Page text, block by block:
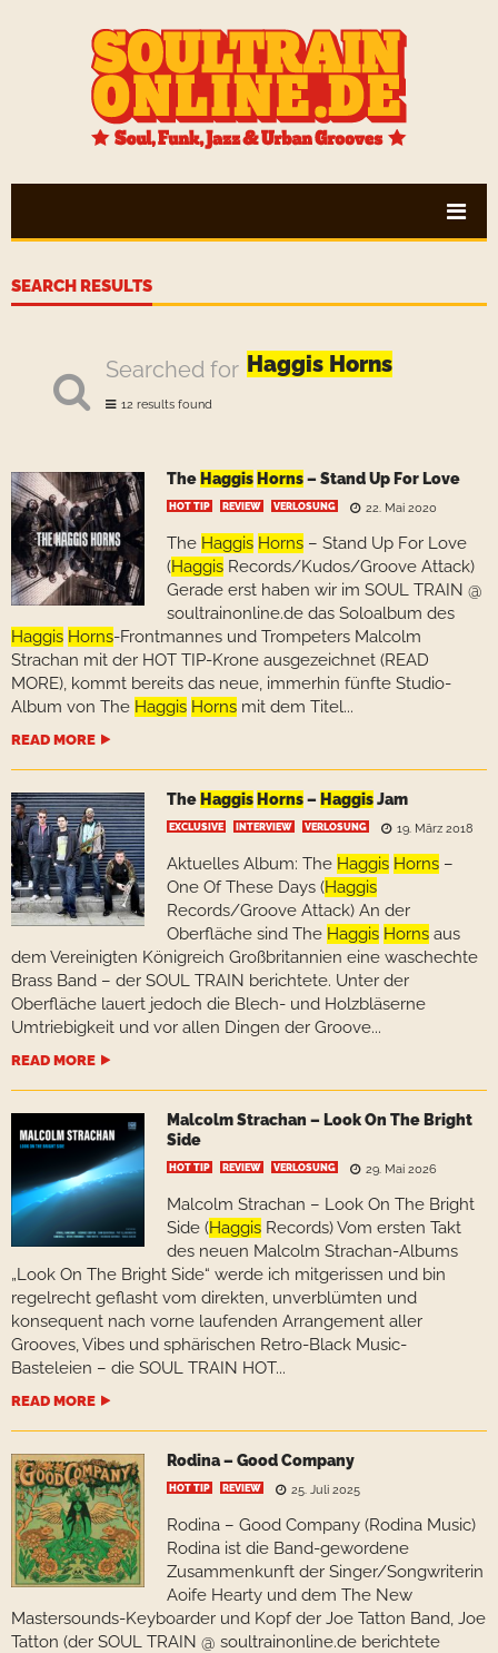
SEARCH RESULTS
Searched for
12 results found
Haggis Horns
The Haggis Horns– Stand Up For Love
HOT TIP REVIEW VERLOSUNG 22. Mai 2020
The Haggis Horns – Stand Up For Love
(Haggis Records/Kudos/Groove Attack)
Gerade erst haben wir im SOUL TRAIN @
soultrainonline.de das Soloalbum des
Haggis Horns-Frontmannes und Trompeters Malcolm
Strachan mit der HOT TIP-Krone ausgezeichnet (READ
MORE), kommt bereits das neue, immerhin fünfte Studio-
Album von The Haggis Horns mit dem Titel...
READ MORE
The Haggis Horns– HaggisJam
EXCLUSIVE INTERVIEW VERLOSUNG 19. März 2018
Aktuelles Album: The Haggis Horns –
One Of These Days (Haggis
Records/Groove Attack) An der
Oberfläche sind The Haggis Horns aus
dem Vereinigten Königreich Großbritannien eine waschechte
Brass Band – der SOUL TRAIN berichtete. Unter der
Oberfläche lauert jedoch die Blech- und Holzbläserne
Umtriebigkeit und vor allen Dingen der Groove...
READ MORE
Malcolm Strachan – Look On The Bright
Side
HOT TIP REVIEW VERLOSUNG 29. Mai 2026
Malcolm Strachan – Look On The Bright
Side (Haggis Records) Vom ersten Takt
des neuen Malcolm Strachan-Albums
„Look On The Bright Side“ werde ich mitgerissen und bin
regelrecht geflasht vom direkten, unverblümten und
konsequent nach vorne laufenden Arrangement aller
Grooves, Vibes und sphärischen Retro-Black Music-
Basteleien – die SOUL TRAIN HOT...
READ MORE
Rodina – Good Company
HOT TIP REVIEW 25. Juli 2025
Rodina – Good Company (Rodina Music)
Rodina ist die Band-gewordene
Zusammenkunft der Singer/Songwriterin
Aoife Hearty und dem The New
Mastersounds-Keyboarder und Kopf der Joe Tatton Band, Joe
Tatton (der SOUL TRAIN @ soultrainonline.de berichtete